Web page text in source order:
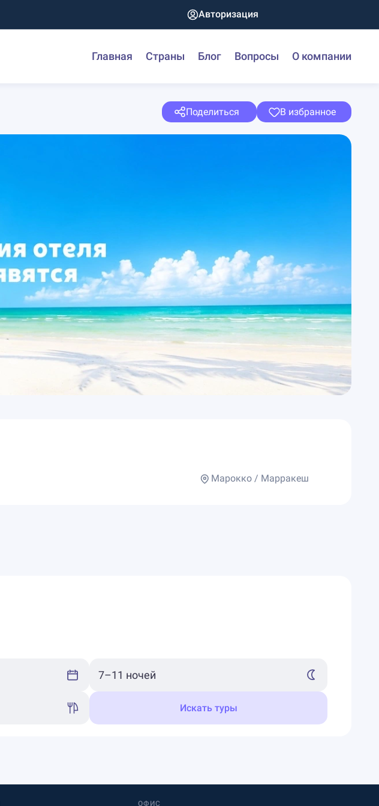
Авторизация
Главная Страны Блог Вопросы О компании
Поделиться В избранное
Марокко / Марракеш
Искать туры
ОФИС